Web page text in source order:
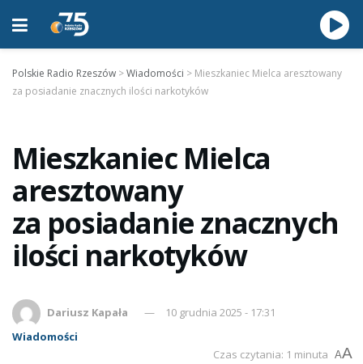
Polskie Radio Rzeszów >Wiadomości > Mieszkaniec Mielca aresztowany
za posiadanie znacznych ilości narkotyków
Mieszkaniec Mielca
aresztowany
za posiadanie znacznych
ilości narkotyków
Dariusz Kapała
10 grudnia 2025 - 17:31
Wiadomości
Czas czytania: 1 minuta AA